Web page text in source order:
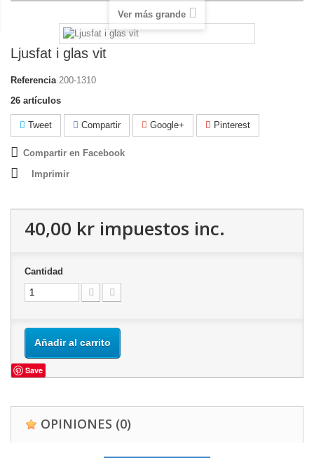
Ver más grande
Ljusfat i glas vit
Referencia 200-1310
26 artículos
Tweet Compartir Google+ Pinterest
Compartir en Facebook
Imprimir
40,00 kr impuestos inc.
Cantidad
Añadir al carrito
Save
OPINIONES (0)